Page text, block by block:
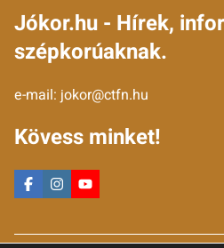
Jókor.hu - Hírek,
szépkorúaknak.
e-mail: jokor@ctfn.hu
Kövess minket!